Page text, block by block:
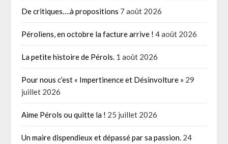
De critiques….à propositions 7 août 2026
Péroliens, en octobre la facture arrive ! 4 août 2026
La petite histoire de Pérols. 1 août 2026
Pour nous c’est « Impertinence et Désinvolture » 29
juillet 2026
Aime Pérols ou quitte la ! 25 juillet 2026
Un maire dispendieux et dépassé par sa passion. 24